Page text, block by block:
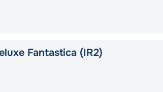
Fantastica (IR2)